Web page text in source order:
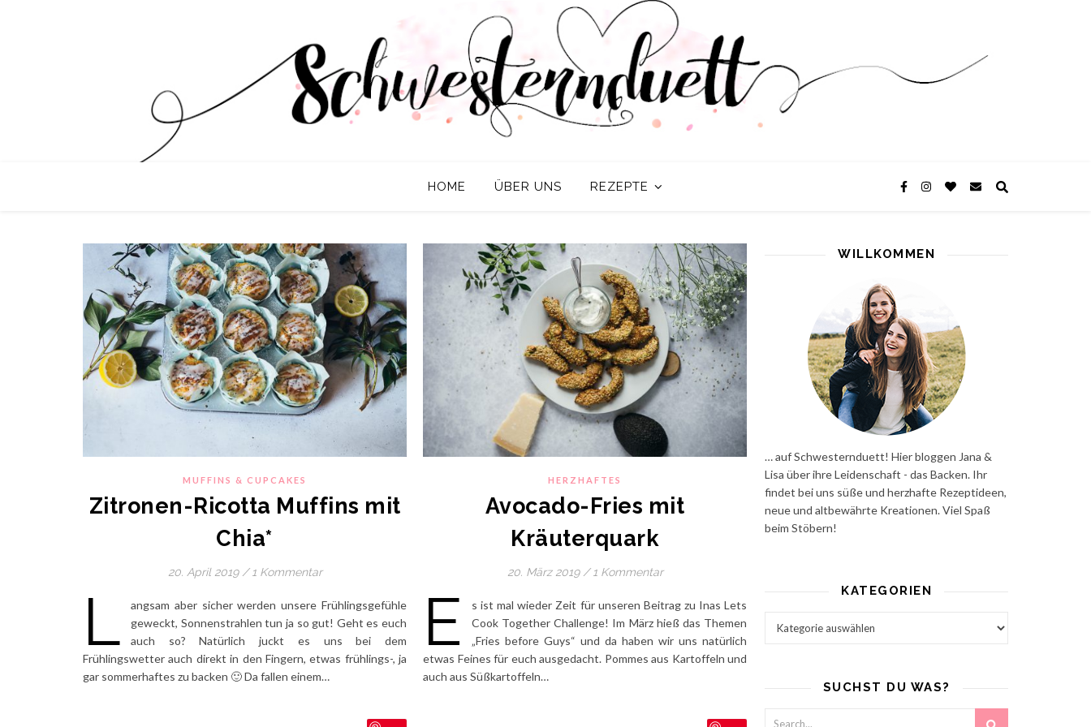
HOME ÜBER UNS REZEPTE
MUFFINS & CUPCAKES
Zitronen-Ricotta Muffins mit
Chia*
20. April 2019 / 1 Kommentar
L
angsam aber sicher werden unsere Frühlingsgefühle
geweckt, Sonnenstrahlen tun ja so gut! Geht es euch
auch so? Natürlich juckt es uns bei dem
Frühlingswetter auch direkt in den Fingern, etwas frühlings-, ja
gar sommerhaftes zu backen 🙂 Da fallen einem…
HERZHAFTES
Avocado-Fries mit
Kräuterquark
20. März 2019 / 1 Kommentar
E
s ist mal wieder Zeit für unseren Beitrag zu Inas Lets
Cook Together Challenge! Im März hieß das Themen
„Fries before Guys“ und da haben wir uns natürlich
etwas Feines für euch ausgedacht. Pommes aus Kartoffeln und
auch aus Süßkartoffeln…
WILLKOMMEN
… auf Schwesternduett! Hier bloggen Jana &
Lisa über ihre Leidenschaft - das Backen. Ihr
findet bei uns süße und herzhafte Rezeptideen,
neue und altbewährte Kreationen. Viel Spaß
beim Stöbern!
KATEGORIEN
SUCHST DU WAS?